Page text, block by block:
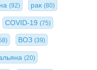
(92) рак (80)
COVID-19 (75)
ВОЗ (39)
(20)